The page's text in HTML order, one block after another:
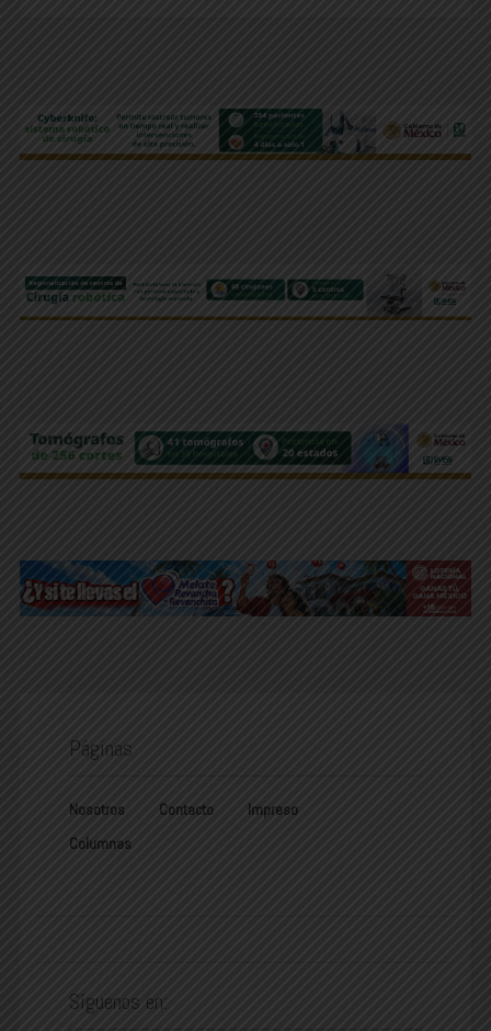
Páginas
Nosotros Contacto
Impreso
Columnas
Síguenos en: